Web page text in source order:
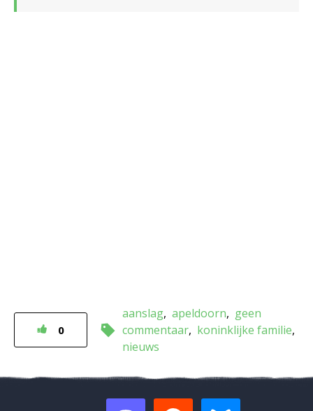
0
aanslag apeldoorn
geen
commentaar koninklijke familie
nieuws